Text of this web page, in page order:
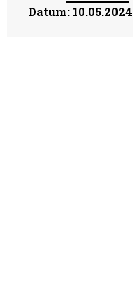
Datum: 10.05.2024